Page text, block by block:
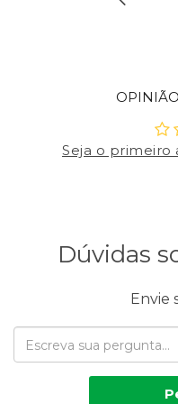
Seja o primeiro
Dúvidas
Envie